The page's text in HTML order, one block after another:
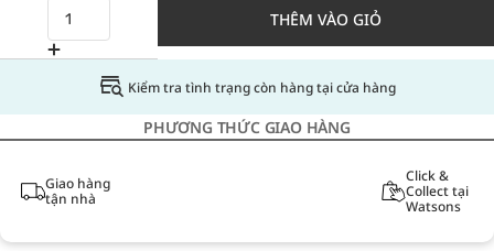
THÊM VÀO GIỎ
Kiểm tra tình trạng còn hàng tại cửa hàng
PHƯƠNG THỨC GIAO HÀNG
Giao hàng
tận nhà
Click &
Collect tại
Watsons